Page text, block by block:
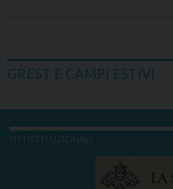
GREST E CAMPI ESTIVI
SITI ISTITUZIONALI